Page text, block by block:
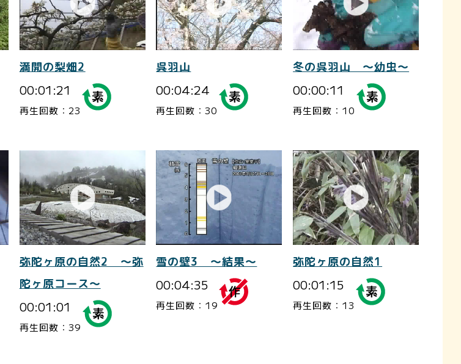
満開の梨畑2
00:01:21
再生回数：23
呉羽山
00:04:24
再生回数：30
冬の呉羽山 ～幼虫～
00:00:11
再生回数：10
弥陀ヶ原の自然2 ～弥
陀ヶ原コース～
00:01:01
再生回数：39
雪の壁3 ～結果～
00:04:35
再生回数：19
弥陀ヶ原の自然1
00:01:15
再生回数：13